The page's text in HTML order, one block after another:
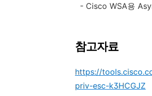
- Cisco WSA용
참고자료
https://
priv-esc-k3HCGJZ